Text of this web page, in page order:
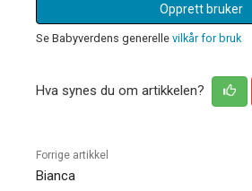
Opprett bruker
Se Babyverdens generelle vilkår for bruk
Hva synes du om artikkelen?
Forrige artikkel
Bianca